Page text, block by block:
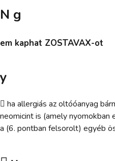
N g
em kaphat ZOSTAVAX-ot
y
 ha allergiás az oltóóanyag
neomicint is (amely nyomokban
a (6. pontban felsorolt) egyéb